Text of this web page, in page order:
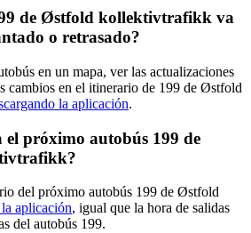
de Østfold kollektivtrafikk va
o retrasado?
en un mapa, ver las actualizaciones
cambios en el itinerario de 199 de Østfold
la aplicación.
el próximo autobús 199 de
del próximo autobús 199 de Østfold
aplicación, igual que la hora de salidas
del autobús 199.